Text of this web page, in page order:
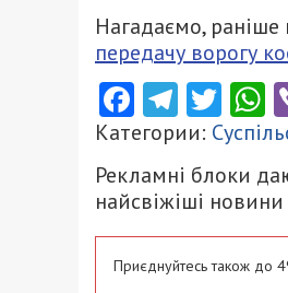
Нагадаємо,
передачу ворогу
Facebook
Категории:
Рекламні блоки
найсвіжіші
Приєднуйтесь також до